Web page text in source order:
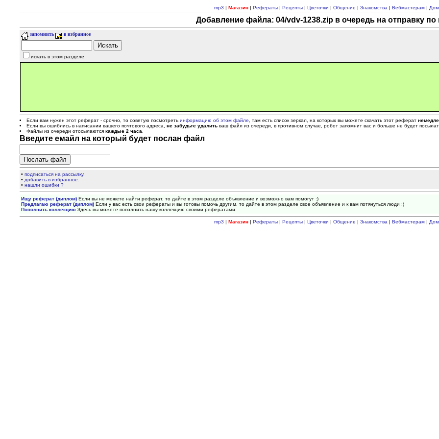
mp3 | Магазин| Рефераты| Рецепты| Цветочки | Общение | Знакомства | Вебмастерам|
Добавление файла: 04/vdv-1238.zip в очередь на отправку по
запомнить в избранное
искать в этом разделе
Если вам нужен этот реферат - срочно, то советую посмотретьинформацию об этом файле , там есть список зеркал, на которых вы можете скачать этот реферат
Если вы ошиблись в написании вашего почтового адреса,не забудьте удалить ваш файл из очереди, в противном случае, робот запомнит вас и больше не будет
Файлы из очереди отосылаютсякаждые 2 часа
Введите емайл на который будет послан файл
•подписаться на рассылку.
• добавить в избранное.
•нашли ошибки ?
Ищу реферат (диплом) Если вы не можете найти реферат, то дайте в этом разделе объявление и возможно вам помогут :)
Предлагаю реферат (диплом) Если у вас есть свои рефераты и вы готовы помочь другим, то дайте в этом разделе свое объявление и к вам потянуться люди :)
Пополнить коллекцию Здесь вы можете пополнить нашу коллекцию своими рефератами.
mp3 | Магазин| Рефераты| Рецепты| Цветочки | Общение | Знакомства | Вебмастерам|